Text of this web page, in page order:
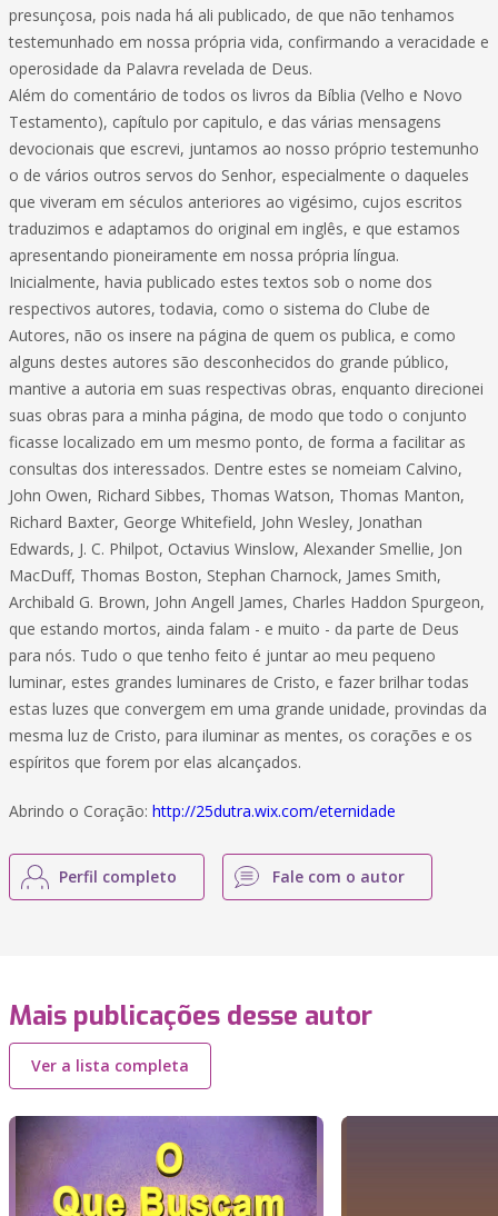
presunçosa, pois nada há ali publicado, de que não tenhamos
testemunhado em nossa própria vida, confirmando a veracidade e
operosidade da Palavra revelada de Deus.
Além do comentário de todos os livros da Bíblia (Velho e Novo
Testamento), capítulo por capitulo, e das várias mensagens
devocionais que escrevi, juntamos ao nosso próprio testemunho
o de vários outros servos do Senhor, especialmente o daqueles
que viveram em séculos anteriores ao vigésimo, cujos escritos
traduzimos e adaptamos do original em inglês, e que estamos
apresentando pioneiramente em nossa própria língua.
Inicialmente, havia publicado estes textos sob o nome dos
respectivos autores, todavia, como o sistema do Clube de
Autores, não os insere na página de quem os publica, e como
alguns destes autores são desconhecidos do grande público,
mantive a autoria em suas respectivas obras, enquanto direcionei
suas obras para a minha página, de modo que todo o conjunto
ficasse localizado em um mesmo ponto, de forma a facilitar as
consultas dos interessados. Dentre estes se nomeiam Calvino,
John Owen, Richard Sibbes, Thomas Watson, Thomas Manton,
Richard Baxter, George Whitefield, John Wesley, Jonathan
Edwards, J. C. Philpot, Octavius Winslow, Alexander Smellie, Jon
MacDuff, Thomas Boston, Stephan Charnock, James Smith,
Archibald G. Brown, John Angell James, Charles Haddon Spurgeon,
que estando mortos, ainda falam - e muito - da parte de Deus
para nós. Tudo o que tenho feito é juntar ao meu pequeno
luminar, estes grandes luminares de Cristo, e fazer brilhar todas
estas luzes que convergem em uma grande unidade, provindas da
mesma luz de Cristo, para iluminar as mentes, os corações e os
espíritos que forem por elas alcançados.
Abrindo o Coração: http://25dutra.wix.com/eternidade
Perfil completo Fale com o autor
Mais publicações desse autor
Ver a lista completa